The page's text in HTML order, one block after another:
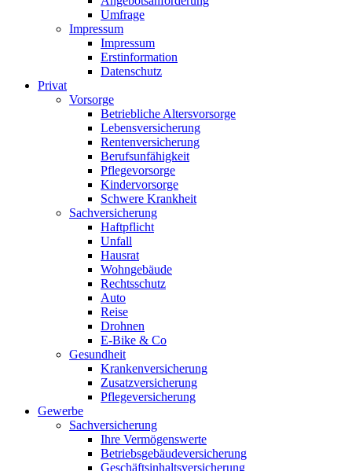
Umfrage
Impressum
Impressum
Erstinformation
Datenschutz
Privat
Vorsorge
Betriebliche Altersvorsorge
Lebensversicherung
Rentenversicherung
Berufsunfähigkeit
Pflegevorsorge
Kindervorsorge
Schwere Krankheit
Sachversicherung
Haftpflicht
Unfall
Hausrat
Wohngebäude
Rechtsschutz
Auto
Reise
Drohnen
E-Bike & Co
Gesundheit
Krankenversicherung
Zusatzversicherung
Pflegeversicherung
Gewerbe
Sachversicherung
Ihre Vermögenswerte
Betriebsgebäudeversicherung
Geschäftsinhaltsversicherung